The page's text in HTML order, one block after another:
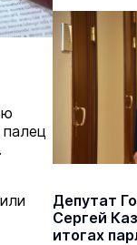
Депутат
Сергей
итогах